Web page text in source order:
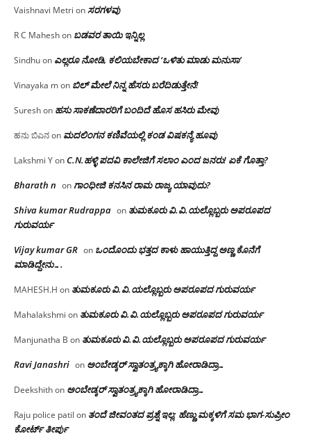
Vaishnavi Metri onಸರಗಳವು
R C Maheshon ಬಡವರ ತಾಯಿ ಇನ್ನಿಲ್ಲ
Sindhuon ಎಲ್ಲರೂ ನೋಡಿ, ಕಲಿಯಬೇಕಾದ ‘ಒಳಿತು ಮಾಡು ಮನುಸಾ’
Vinayaka mon ಬಿಲ್ ಮೇಲೆ ನಿನ್ನ ಹೆಸರು ಬರೆದಿಡುತ್ತೇನೆ!
Sureshon ಹಸು ಸಾಕಣೆದಾರರಿಗೆ ಬಂದಿದೆ ಹೊಸ ಹಸಿರು ಮೇವು
ಹನು ಬಿಎನon ಮದಲಿಂಗನ ಕಣಿವೆಯಲ್ಲಿ ಕಂಡ ವಿಷಕನ್ಯೆ ಹೂವು
Lakshmi YonC.N.ಹಳ್ಳಿ ಪದವಿ ಕಾಲೇಜಿಗೆ ಸಲಾಂ‌ ಎಂದ ಜನರು! ಏಕೆ ಗೊತ್ತಾ?
Bharath n onಗಾಂಧೀಜಿ ಕನಸಿನ ರಾಮ ರಾಜ್ಯ ಯಾವುದು?
Shiva kumar Rudrappa on ತುಮಕೂರು‌ ವಿ.ವಿ.ಯಲ್ಲೊಬ್ಬರು ಅಪರೂಪದ
ಗುರುವರ್ಯ
Vijay kumar GR on ಒಂದೊಂದು ಭತ್ತದ ಕಾಳು ಹಾಯುತ್ತಿದ್ದ ಅಣ್ಣ ಕೊನೆಗೆ
ಮಾಡಿದ್ದೇನು….
MAHESH.H on ತುಮಕೂರು‌ ವಿ.ವಿ.ಯಲ್ಲೊಬ್ಬರು ಅಪರೂಪದ ಗುರುವರ್ಯ
Mahalakshmi on ತುಮಕೂರು‌ ವಿ.ವಿ.ಯಲ್ಲೊಬ್ಬರು ಅಪರೂಪದ ಗುರುವರ್ಯ
Manjunatha B on ತುಮಕೂರು‌ ವಿ.ವಿ.ಯಲ್ಲೊಬ್ಬರು ಅಪರೂಪದ ಗುರುವರ್ಯ
Ravi Janashri on ಅಂಬೇಡ್ಕರ್ ಸ್ವಾತಂತ್ರ್ಯಕ್ಕಾಗಿ ಹೋರಾಡಿದ್ರಾ…
Deekshithon ಅಂಬೇಡ್ಕರ್ ಸ್ವಾತಂತ್ರ್ಯಕ್ಕಾಗಿ ಹೋರಾಡಿದ್ರಾ…
Raju police patil on ತಂದೆ ಜೀವಂತದ ಪ್ರಶ್ನೆ ಇಲ್ಲ: ಹೆಣ್ಣು ಮಕ್ಕಳಿಗೆ ಸಮ ಭಾಗ-ಸುಪ್ರೀಂ
ಕೋರ್ಟ್ ತೀರ್ಪು